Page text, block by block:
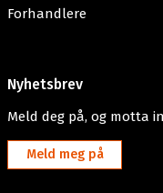
Forhandlere
Nyhetsbrev
Meld deg på, og motta
Meld meg på